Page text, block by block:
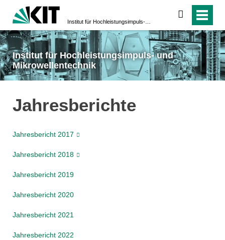
suchen
Institut für Hochleistungsimpuls- und
Mikrowellentechnik
Jahresberichte
Jahresbericht 2017
Jahresbericht 2018
Jahresbericht 2019
Jahresbericht 2020
Jahresbericht 2021
Jahresbericht 2022